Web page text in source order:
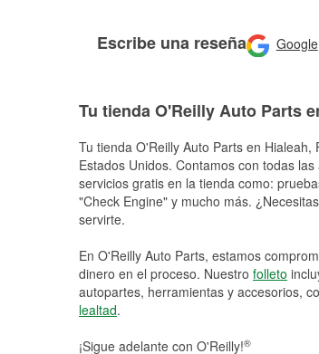
Escribe una reseña Google
Tu tienda O'Reilly Auto Parts
Tu tienda O'Reilly Auto Parts en Hialeah,
Estados Unidos. Contamos con todas
servicios gratis en la tienda como:
"Check Engine" y mucho más.
servirte.
En O'Reilly Auto Parts, estamos
dinero en el proceso. Nuestro folleto
autopartes, herramientas y accesorios,
lealtad.
¡Sigue adelante con O'Reilly!®